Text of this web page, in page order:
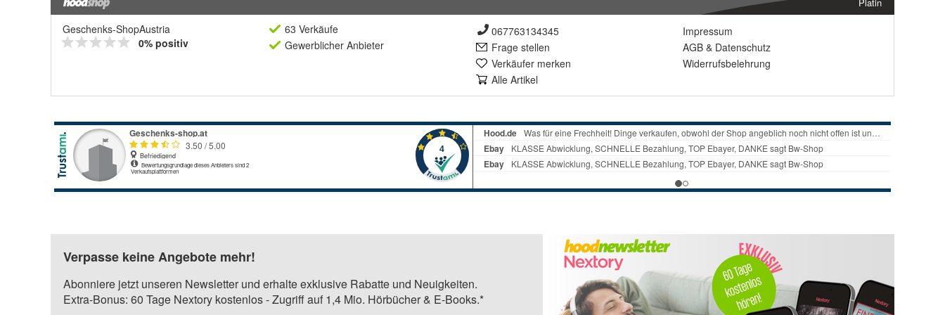
Geschenks-ShopAustria
0% positiv
63 Verkäufe
Gewerblicher Anbieter
067763134345
Frage stellen
Verkäufer merken
Alle Artikel
Impressum
AGB & Datenschutz
Widerrufsbelehrung
Verpasse keine Angebote mehr!
Abonniere jetzt unseren Newsletter und erhalte exklusive Rabatte und Neuigkeiten.
Extra-Bonus: 60 Tage Nextory kostenlos - Zugriff auf 1,4 Mio. Hörbücher & E-Books.*